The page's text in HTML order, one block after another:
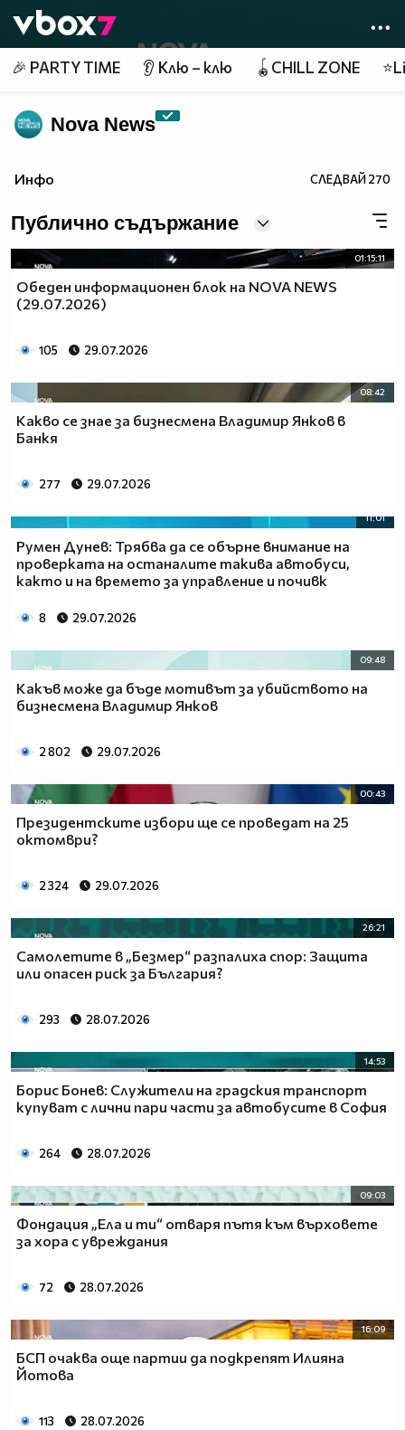
👾
🎉 PARTY TIME 👂 Клю – клю 🪀CHILL ZONE
Nova News
Инфо СЛЕДВАЙ270
Публично съдържание
01:15:11
Обеден информационен блок на NOVA NEWS
(29.07.2026)
105 29.07.2026
08:42
Какво се знае за бизнесмена Владимир Янков в
Банкя
277 29.07.2026
11:01
Румен Дунев: Трябва да се обърне внимание на
проверката на останалите такива автобуси,
както и на времето за управление и почивк
8 29.07.2026
09:48
Какъв може да бъде мотивът за убийството на
бизнесмена Владимир Янков
2 802 29.07.2026
00:43
Президентските избори ще се проведат на 25
октомври?
2 324 29.07.2026
26:21
Самолетите в „Безмер“ разпалиха спор: Защита
или опасен риск за България?
293 28.07.2026
14:53
Борис Бонев: Служители на градския транспорт
купуват с лични пари части за автобусите в София
264 28.07.2026
09:03
Фондация „Ела и ти“ отваря пътя към върховете
за хора с увреждания
72 28.07.2026
16:09
БСП очаква още партии да подкрепят Илияна
Йотова
113 28.07.2026